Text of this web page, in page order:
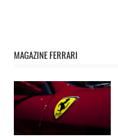
MAGAZINE FERRARI